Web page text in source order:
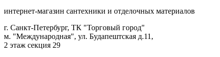
интернет-магазин сантехники и отделочных материалов
г. Санкт-Петербург, ТК "Торговый город"
м. "Международная", ул. Будапештская д.11,
2 этаж секция 29